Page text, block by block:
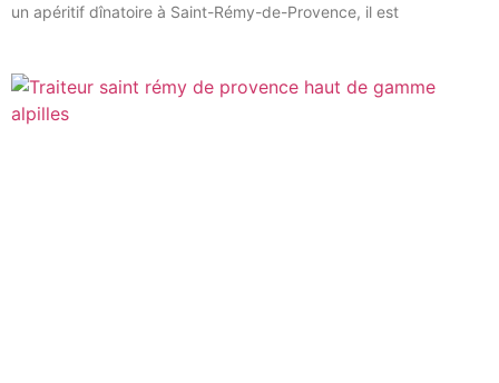
un apéritif dînatoire à Saint-Rémy-de-Provence, il est